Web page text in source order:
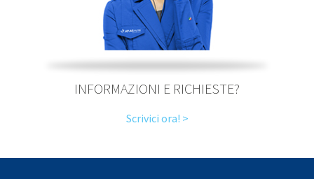
INFORMAZIONI E RICHIESTE?
Scrivici ora! >